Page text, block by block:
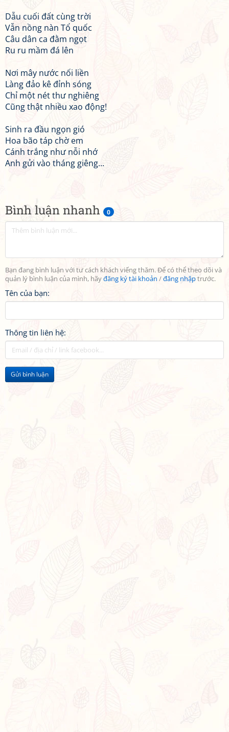
Bình luận nhanh 0
Bạn đang bình luận với tư cách khách viếng thăm. Để có thể theo dõi và
quản lý bình luận của mình, hãyđăng ký tài khoản /đăng nhậptrước.
Tên của bạn:
Thông tin liên hệ:
Gửi bình luận
Dẫu cuối đất cùng trời
Vẫn nồng nàn Tổ quốc
Câu dân ca đằm ngọt
Ru ru mầm đá lên
Nơi mây nước nối liền
Làng đảo kê đỉnh sóng
Chỉ một nét thư nghiêng
Cũng thật nhiều xao động!
Sinh ra đầu ngọn gió
Hoa bão táp chờ em
Cánh trắng như nỗi nhớ
Anh gửi vào tháng giêng...